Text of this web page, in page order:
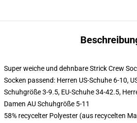
Super weiche und dehnbare Strick Crew
Socken passend: Herren US-Schuhe 6-10,
Schuhgröße 3-9.5, EU-Schuhe 34-42.5,
Damen AU Schuhgröße 5-11
58% recycelter Polyester (aus recycelten